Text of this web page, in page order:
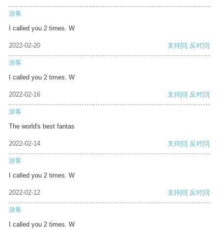
游客
I called you 2 times. W
2022-02-20 支持[0] 反对[0]
游客
I called you 2 times. W
2022-02-16 支持[0] 反对[0]
游客
The world's best fantas
2022-02-14 支持[0] 反对[0]
游客
I called you 2 times. W
2022-02-12 支持[0] 反对[0]
游客
I called you 2 times. W